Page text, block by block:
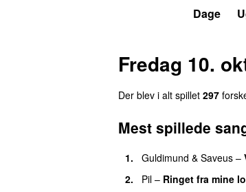
Dage
Fredag 10.
Der blev i alt spillet 297
Mest spillede
1. Guldimund & Saveus –
2.
Pil – Ringet fra mine